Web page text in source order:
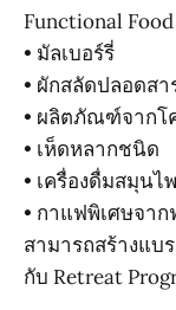
Functional
• มัลเบอร์รี่
• ผักสลัดปลอดส
• ผลิตภัณฑ์จากโ
• เห็ดหลากชนิด
• เครื่องดื่มสมุนไ
• กาแฟพิเศษจา
สามารถสร้างแบ
กับ Retreat